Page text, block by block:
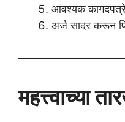
आवश्यक
अर्ज सादर करून
महत्त्वाच्या